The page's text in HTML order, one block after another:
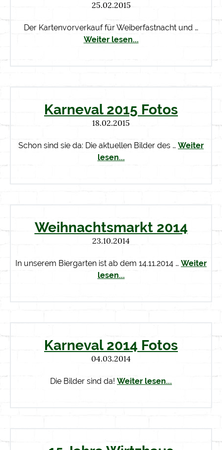
25.02.2015
Der Kartenvorverkauf für Weiberfastnacht und …
Weiter lesen...
Karneval 2015 Fotos
18.02.2015
Schon sind sie da: Die aktuellen Bilder des … Weiter
lesen...
Weihnachtsmarkt 2014
23.10.2014
In unserem Biergarten ist ab dem 14.11.2014 … Weiter
lesen...
Karneval 2014 Fotos
04.03.2014
Die Bilder sind da! Weiter lesen...